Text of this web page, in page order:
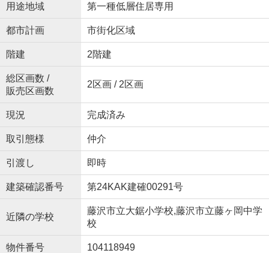
用途地域 第一種低層住居専用
都市計画 市街化区域
階建 2階建
総区画数 /
販売区画数
2区画 / 2区画
現況 完成済み
取引態様 仲介
引渡し 即時
建築確認番号 第24KAK建確00291号
近隣の学校
藤沢市立大鋸小学校,藤沢市立藤ヶ岡中学
校
物件番号 104118949